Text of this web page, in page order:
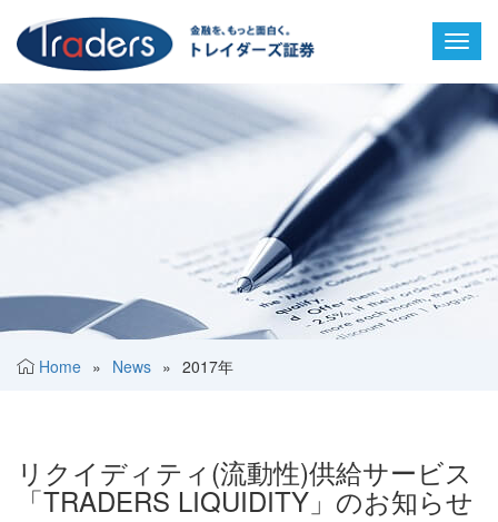
Home » News » 2017年
リクイディティ(流動性)供給サービス
「TRADERS LIQUIDITY」のお知らせ